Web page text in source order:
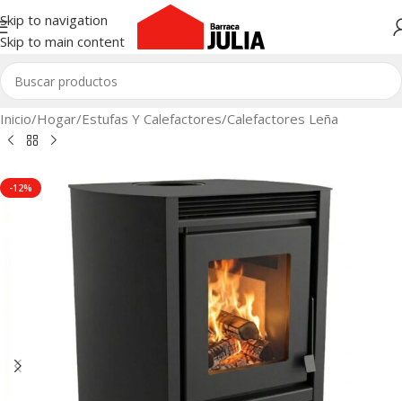
Skip to navigation
Skip to main content
Inicio/Hogar/Estufas Y Calefactores/Calefactores Leña
-12%